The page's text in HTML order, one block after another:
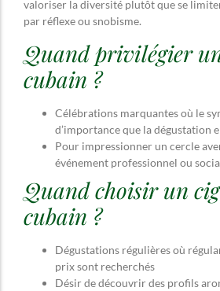
valoriser la diversité plutôt que se
par réflexe ou snobisme.
Quand privilégier
cubain ?
Célébrations marquantes où le
d’importance que la dégustation
Pour impressionner un cercle
événement professionnel ou
Quand choisir un
cubain ?
Dégustations régulières où
prix sont recherchés
Désir de découvrir des profils